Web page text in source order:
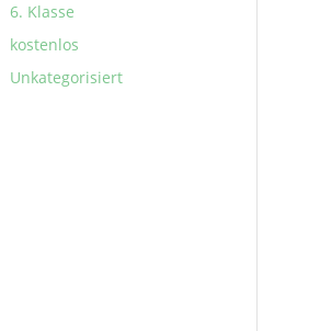
6. Klasse
kostenlos
Unkategorisiert